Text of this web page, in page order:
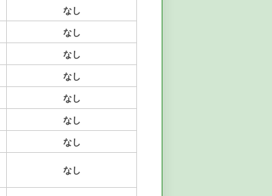
なし
なし
なし
なし
なし
なし
なし
なし